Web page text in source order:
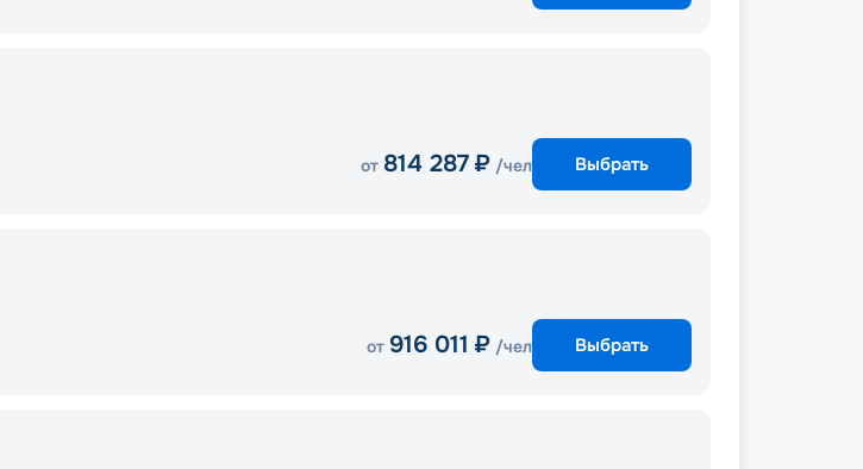
от 814 287 ₽ /чел Выбрать
от 916 011 ₽ /чел Выбрать